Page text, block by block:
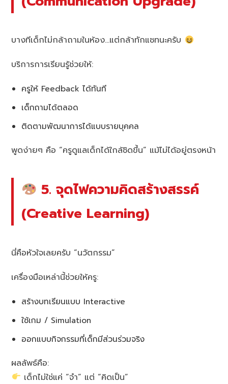
บางทีเด็กไม่กล้าถามในห้อง…แต่กล้าทักแชทนะครับ
บริการการเรียนรู้ช่วยให้:
ครูให้ Feedback ได้ทันที
เด็กถามได้ตลอด
ติดตามพัฒนาการได้แบบรายบุคคล
พูดง่ายๆ คือ “ครูดูแลเด็กได้ใกล้ชิดขึ้น” แม้ไม่ได้อยู่ตรงหน้า
5. จุดไฟความคิดสร้างสรรค์
(Creative Learning)
นี่คือหัวใจเลยครับ “นวัตกรรม”
เครื่องมือเหล่านี้ช่วยให้ครู:
สร้างบทเรียนแบบ Interactive
ใช้เกม / Simulation
ออกแบบกิจกรรมที่เด็กมีส่วนร่วมจริง
ผลลัพธ์คือ:
เด็กไม่ใช่แค่ “จำ” แต่ “คิดเป็น”